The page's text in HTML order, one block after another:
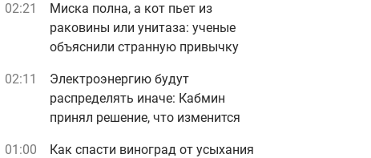
02:21
Миска полна, а кот пьет из
раковины или унитаза: ученые
объяснили странную привычку
02:11
Электроэнергию будут
распределять иначе: Кабмин
принял решение, что изменится
01:00
Как спасти виноград от усыхания